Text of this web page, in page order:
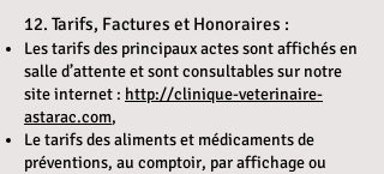
12. Tarifs, Factures et Honoraires :
Les tarifs des principaux actes sont affichés en
salle d’attente et sont consultables sur notre
site internet : http://clinique-veterinaire-
astarac.com,
Le tarifs des aliments et médicaments de
préventions, au comptoir, par affichage ou